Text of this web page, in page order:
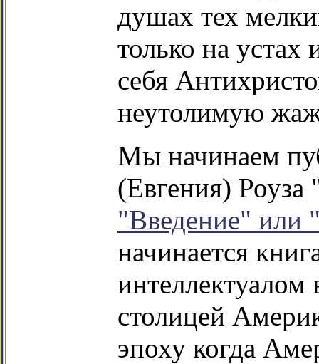
душах тех
только на
себя
неутолимую
Мы начинаем
(Евгения) Роуза
"Введение" или
начинается
интеллектуалом
столицей
эпоху когда